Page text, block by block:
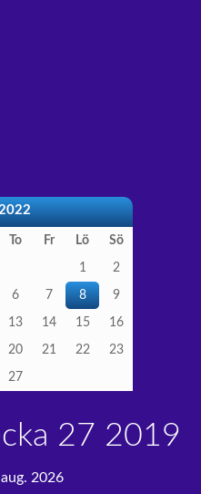
To Fr Lö Sö
1 2
6 7 8 9
13 14 15 16
20 21 22 23
27
27 2019
2026